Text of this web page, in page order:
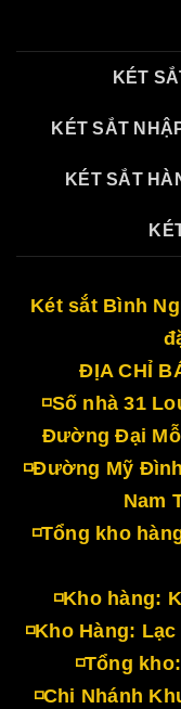
KÉT
KÉT SẮT
KÉT SẮT
Két sắt Bình
ĐỊA CHỈ
◽Số nhà 31
Đường Đại
◽Đường Mỹ
Nam
◽Tổng kho
◽Kho hàng:
◽Kho Hàng:
◽Tổng
◽Chi Nhánh